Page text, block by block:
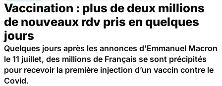
Vaccination : plus de deux millions
de nouveaux rdv pris en quelques
jours
Quelques jours après les annonces d’Emmanuel Macron
le 11 juillet, des millions de Français se sont précipités
pour recevoir la première injection d’un vaccin contre le
Covid.